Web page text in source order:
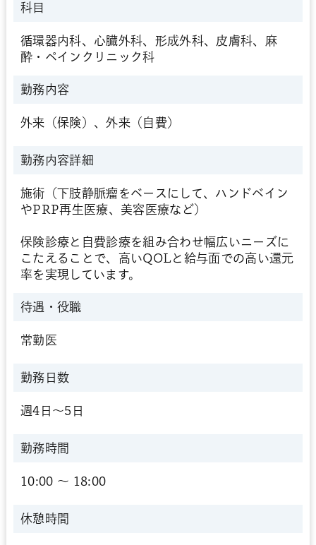
科目
循環器内科、心臓外科、形成外科、皮膚科、麻
酔・ペインクリニック科
勤務内容
外来（保険）、外来（自費）
勤務内容詳細
施術（下肢静脈瘤をベースにして、ハンドベイン
やPRP再生医療、美容医療など）
保険診療と自費診療を組み合わせ幅広いニーズに
こたえることで、高いQOLと給与面での高い還元
率を実現しています。
待遇・役職
常勤医
勤務日数
週4日～5日
勤務時間
10:00 〜 18:00
休憩時間